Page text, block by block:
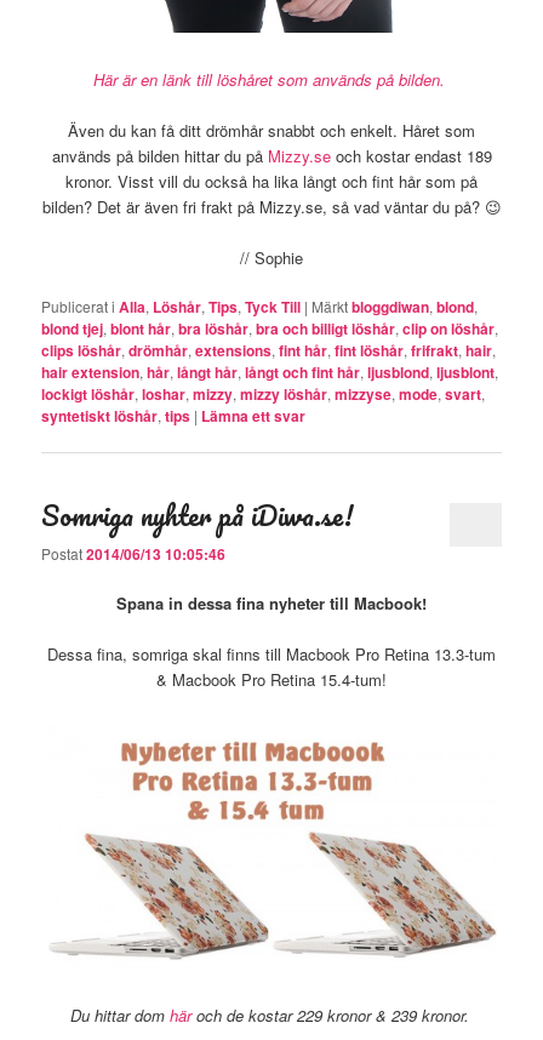
Här är en länk till löshåret som används på bilden.
Även du kan få ditt drömhår snabbt och enkelt. Håret som
används på bilden hittar du på Mizzy.seoch kostar endast 189
kronor. Visst vill du också ha lika långt och fint hår som på
bilden? Det är även fri frakt på Mizzy.se, så vad väntar du på? 😉
// Sophie
Publicerat i Alla, Löshår,Tips,Tyck Till | Märktbloggdiwan,blond,
blond tjej,blont hår,bra löshår,bra och billigt löshår,clip on löshår,
clips löshår,drömhår,extensions,fint hår,fint löshår,frifrakt,hair,
hair extension,hår,långt hår,långt och fint hår,ljusblond,ljusblont,
lockigt löshår,loshar,mizzy,mizzy löshår,mizzyse,mode,svart,
syntetiskt löshår,tips | Lämna ett svar
Somriga nyhter på iDiwa.se!
Postat2014/06/13 10:05:46
Spana in dessa fina nyheter till Macbook!
Dessa fina, somriga skal finns till Macbook Pro Retina 13.3-tum
& Macbook Pro Retina 15.4-tum!
Du hittar dom häroch de kostar 229 kronor & 239 kronor.